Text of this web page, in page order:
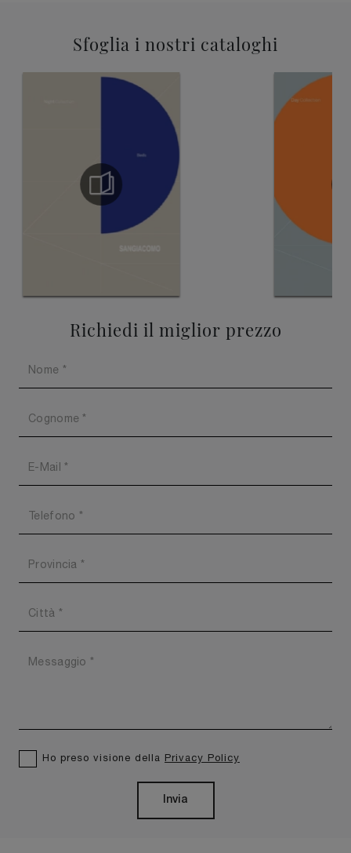
Sfoglia i nostri cataloghi
Richiedi il miglior prezzo
Ho preso visione della Privacy Policy
Invia